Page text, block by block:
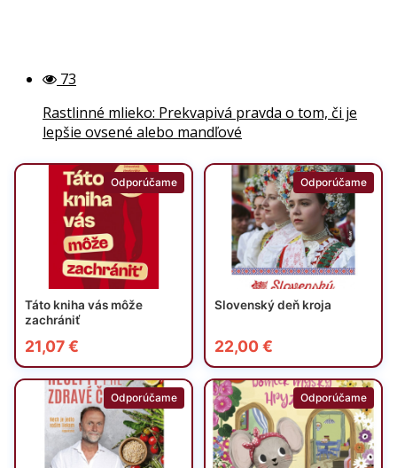
73
Rastlinné mlieko: Prekvapivá pravda o tom, či je
lepšie ovsené alebo mandľové